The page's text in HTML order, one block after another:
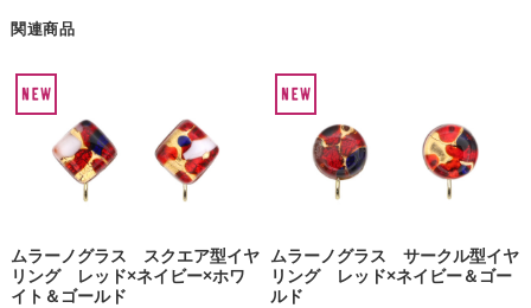
関連商品
ムラーノグラス スクエア型イヤ
リング レッド×ネイビー×ホワ
イト＆ゴールド
ムラーノグラス サークル型イヤ
リング レッド×ネイビー＆ゴー
ルド